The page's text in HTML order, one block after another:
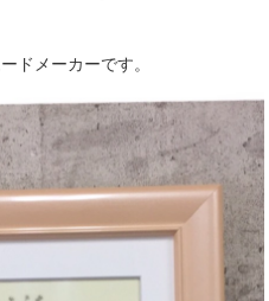
ードメーカーです。